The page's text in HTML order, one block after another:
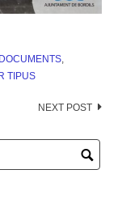
DOCUMENTS,
TIPUS
NEXT POST